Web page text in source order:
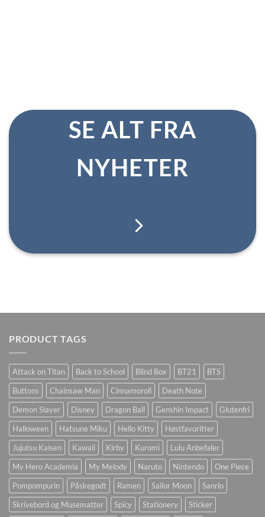
SE ALT FRA
NYHETER
PRODUCT TAGS
Attack on Titan Back to School Blind Box BT21
BTS
Buttons
Chainsaw Man Cinnamoroll
Death Note
Demon Slayer
Disney Dragon Ball Genshin Impact
Glutenfri
Halloween
Hatsune Miku Hello Kitty
Høstfavoritter
Jujutsu Kaisen
Kawaii Kirby Kuromi
Lulu Anbefaler
My Hero Academia
My Melody Naruto Nintendo
One Piece
Pompompurin
Påskegodt Ramen Sailor Moon
Sanrio
Skrivebord og Musematter
Spicy Stationery
Sticker